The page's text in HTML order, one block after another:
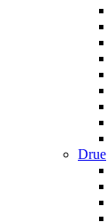
Drue